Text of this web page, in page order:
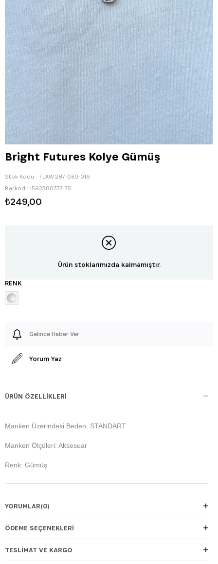
Bright Futures Kolye Gümüş
Stok Kodu
FLAW-287-030-016
Barkod : 1592380737175
₺249,00
Ürün stoklarımızda kalmamıştır.
RENK
Gelince Haber Ver
Yorum Yaz
ÜRÜN ÖZELLIKLERI
Manken Üzerindeki Beden: STANDART
Manken Ölçüleri: Aksesuar
Renk: Gümüş
YORUMLAR(0)
ÖDEME SEÇENEKLERI
TESLIMAT VE KARGO